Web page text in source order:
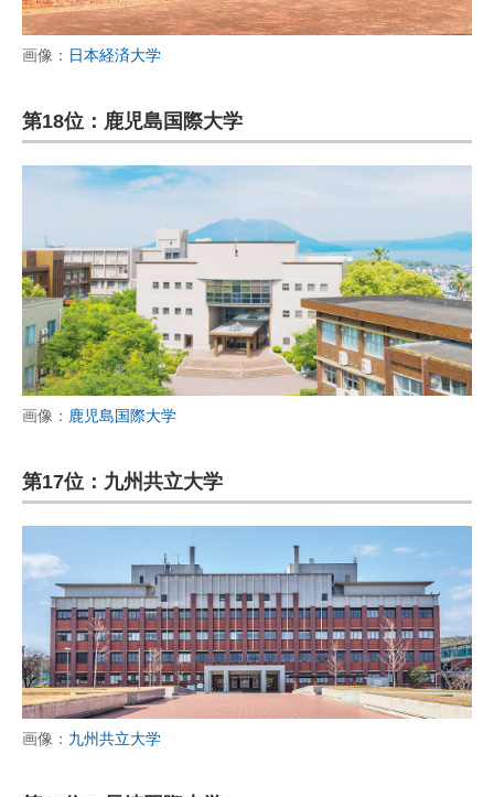
画像： 日本経済大学
第18位：鹿児島国際大学
画像： 鹿児島国際大学
第17位：九州共立大学
画像： 九州共立大学